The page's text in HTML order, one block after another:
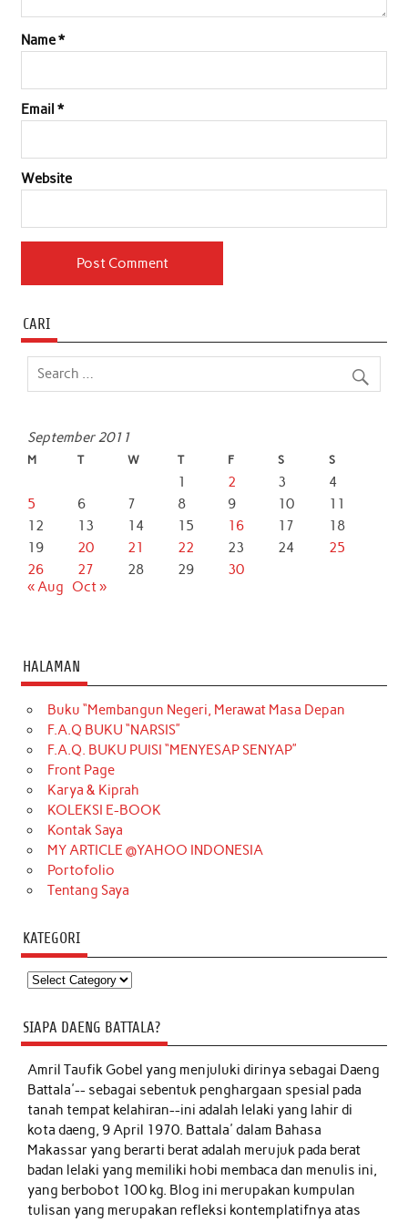
Name*
Email *
Website
CARI
September 2011
M T W T F S S
1 2 3
4
5
6 7 8 9 10
11
12
13 14 15 16 17
18
19
20 21 22 23 24
25
26
27 28 29
30
« Aug
Oct »
HALAMAN
Buku “Membangun Negeri, Merawat Masa Depan
F.A.Q BUKU “NARSIS”
F.A.Q. BUKU PUISI “MENYESAP SENYAP”
Front Page
Karya & Kiprah
KOLEKSI E-BOOK
Kontak Saya
MY ARTICLE @YAHOO INDONESIA
Portofolio
Tentang Saya
KATEGORI
Kategori
SIAPA DAENG BATTALA?
Amril Taufik Gobelyang menjuluki dirinya sebagai Daeng
Battala'-- sebagai sebentuk penghargaan spesial pada
tanah tempat kelahiran--ini adalah lelaki yang lahir di
kota daeng, 9 April 1970. Battala' dalam Bahasa
Makassar yang berarti berat adalah merujuk pada berat
badan lelaki yang memiliki hobi membaca dan menulis ini,
yang berbobot 100 kg. Blog ini merupakan kumpulan
tulisan yang merupakan refleksi kontemplatifnya atas